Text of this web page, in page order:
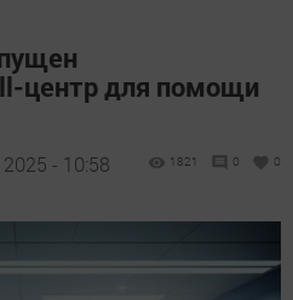
центр для помощи
- 10:58 1821 0 0